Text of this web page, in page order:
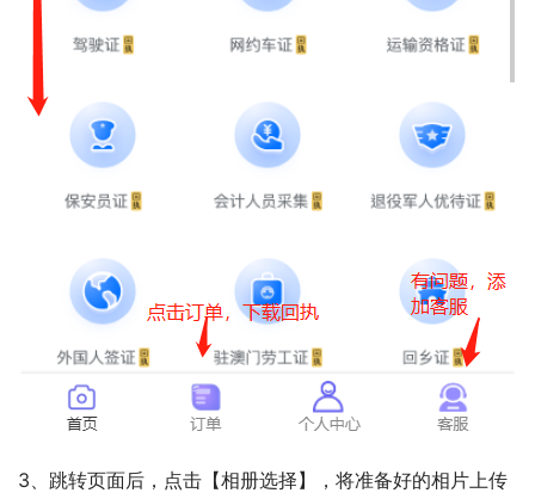
3、跳转页面后，点击【相册选择】，将准备好的相片上传